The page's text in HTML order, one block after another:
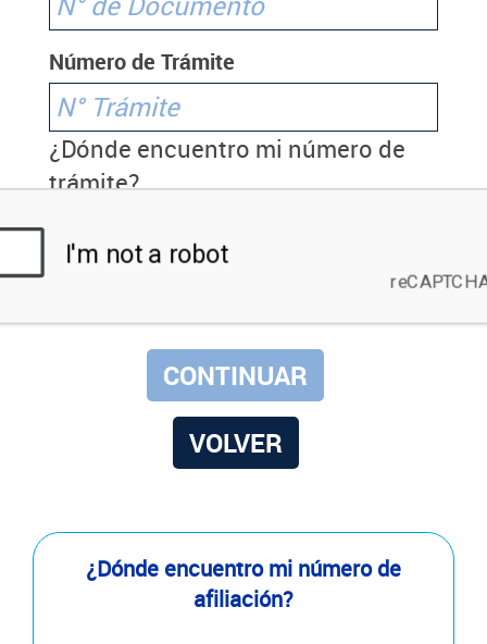
Número de Trámite
¿Dónde encuentro mi número de
trámite?
VOLVER
¿Dónde encuentro mi número de
afiliación?